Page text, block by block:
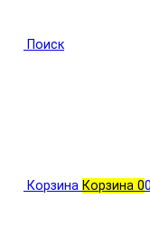
Поиск
Корзина Корзина 0